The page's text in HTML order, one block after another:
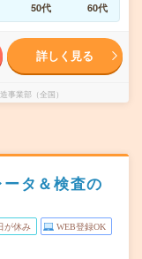
50代 60代
詳しく見る
業部（全国）
タ＆検査の
が休み WEB登録OK